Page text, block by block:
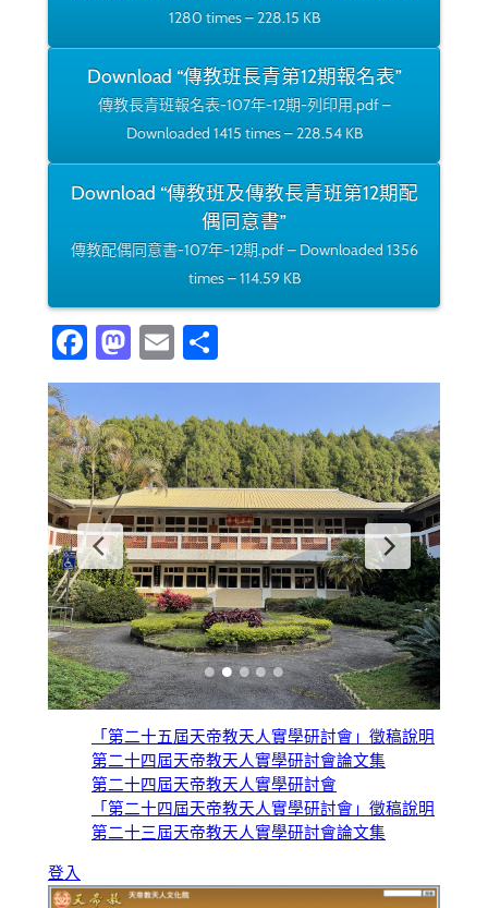
1280 times – 228.15 KB
Download “傳教班長青第12期報名表”
傳教長青班報名表-107年-12期-列印用.pdf –
Downloaded 1415 times – 228.54 KB
Download “傳教班及傳教長青班第12期配
偶同意書”
傳教配偶同意書-107年-12期.pdf – Downloaded 1356
times – 114.59 KB
Fa
ce
b
o
ok
M
as
to
d
o
n
E
m
ail
享
「第二十五屆天帝教天人實學研討會」徵稿說明
第二十四屆天帝教天人實學研討會論文集
第二十四屆天帝教天人實學研討會
「第二十四屆天帝教天人實學研討會」徵稿說明
第二十三屆天帝教天人實學研討會論文集
登入